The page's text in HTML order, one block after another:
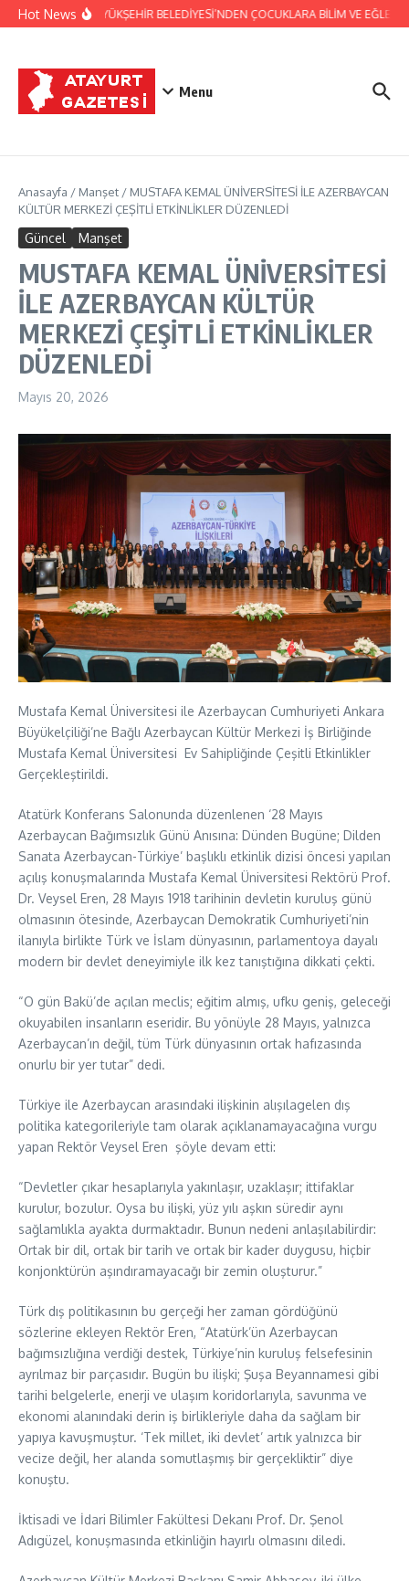
İçeriğe atla
Hot News
HATAY BÜYÜKŞEHİR BELEDİYESİ’NDEN ÇOCUKLARA BİLİM VE EĞLENCE
Menu
Anasayfa / Manşet / MUSTAFA KEMAL ÜNİVERSİTESİ İLE AZERBAYCAN
KÜLTÜR MERKEZİ ÇEŞİTLİ ETKİNLİKLER DÜZENLEDİ
Güncel Manşet
MUSTAFA KEMAL ÜNİVERSİTESİ
İLE AZERBAYCAN KÜLTÜR
MERKEZİ ÇEŞİTLİ ETKİNLİKLER
DÜZENLEDİ
Mayıs 20, 2026
Mustafa Kemal Üniversitesi ile Azerbaycan Cumhuriyeti Ankara
Büyükelçiliği’ne Bağlı Azerbaycan Kültür Merkezi İş Birliğinde
Mustafa Kemal Üniversitesi Ev Sahipliğinde Çeşitli Etkinlikler
Gerçekleştirildi.
Atatürk Konferans Salonunda düzenlenen ‘28 Mayıs
Azerbaycan Bağımsızlık Günü Anısına: Dünden Bugüne; Dilden
Sanata Azerbaycan-Türkiye’ başlıklı etkinlik dizisi öncesi yapılan
açılış konuşmalarında Mustafa Kemal Üniversitesi Rektörü Prof.
Dr. Veysel Eren, 28 Mayıs 1918 tarihinin devletin kuruluş günü
olmasının ötesinde, Azerbaycan Demokratik Cumhuriyeti’nin
ilanıyla birlikte Türk ve İslam dünyasının, parlamentoya dayalı
modern bir devlet deneyimiyle ilk kez tanıştığına dikkati çekti.
“O gün Bakü’de açılan meclis; eğitim almış, ufku geniş, geleceği
okuyabilen insanların eseridir. Bu yönüyle 28 Mayıs, yalnızca
Azerbaycan’ın değil, tüm Türk dünyasının ortak hafızasında
onurlu bir yer tutar” dedi.
Türkiye ile Azerbaycan arasındaki ilişkinin alışılagelen dış
politika kategorileriyle tam olarak açıklanamayacağına vurgu
yapan Rektör Veysel Eren şöyle devam etti:
“Devletler çıkar hesaplarıyla yakınlaşır, uzaklaşır; ittifaklar
kurulur, bozulur. Oysa bu ilişki, yüz yılı aşkın süredir aynı
sağlamlıkla ayakta durmaktadır. Bunun nedeni anlaşılabilirdir:
Ortak bir dil, ortak bir tarih ve ortak bir kader duygusu, hiçbir
konjonktürün aşındıramayacağı bir zemin oluşturur.”
Türk dış politikasının bu gerçeği her zaman gördüğünü
sözlerine ekleyen Rektör Eren, “Atatürk’ün Azerbaycan
bağımsızlığına verdiği destek, Türkiye’nin kuruluş felsefesinin
ayrılmaz bir parçasıdır. Bugün bu ilişki; Şuşa Beyannamesi gibi
tarihi belgelerle, enerji ve ulaşım koridorlarıyla, savunma ve
ekonomi alanındaki derin iş birlikleriyle daha da sağlam bir
yapıya kavuşmuştur. ‘Tek millet, iki devlet’ artık yalnızca bir
vecize değil, her alanda somutlaşmış bir gerçekliktir” diye
konuştu.
İktisadi ve İdari Bilimler Fakültesi Dekanı Prof. Dr. Şenol
Adıgüzel, konuşmasında etkinliğin hayırlı olmasını diledi.